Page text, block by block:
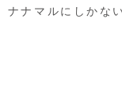
ナナマルにしか